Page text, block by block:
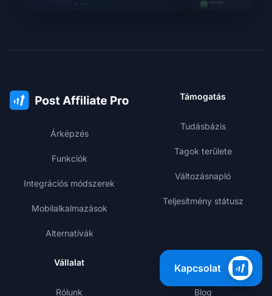
Árképzés
Funkciók
Integrációs módszerek
Mobilalkalmazások
Alternatívák
Támogatás
Tudásbázis
Tagok területe
Változásnapló
Teljesítmény státusz
Vállalat
Rólunk
Tanulás
Blog
Kapcsolat